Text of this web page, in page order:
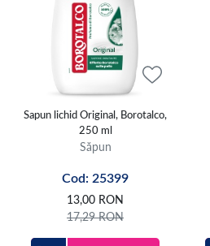
Sapun lichid Original, Borotalco,
250 ml
Săpun
Cod: 25399
13,00 RON
17,29RON